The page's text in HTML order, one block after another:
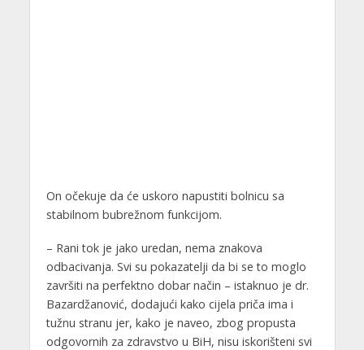
On očekuje da će uskoro napustiti bolnicu sa
stabilnom bubrežnom funkcijom.
– Rani tok je jako uredan, nema znakova
odbacivanja. Svi su pokazatelji da bi se to moglo
završiti na perfektno dobar način – istaknuo je dr.
Bazardžanović, dodajući kako cijela priča ima i
tužnu stranu jer, kako je naveo, zbog propusta
odgovornih za zdravstvo u BiH, nisu iskorišteni svi